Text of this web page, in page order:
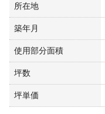
所在地
築年月
使用部分面積
坪数
坪単価